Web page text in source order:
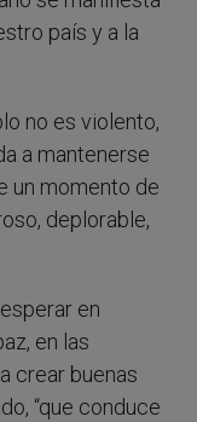
país y a la
no es violento,
a mantenerse
un momento de
deplorable,
en
en las
crear buenas
“que conduce